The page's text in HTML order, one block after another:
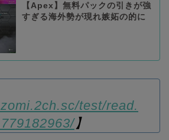
【Apex】無料パックの引きが強
すぎる海外勢が現れ嫉妬の的に
test/read.
】